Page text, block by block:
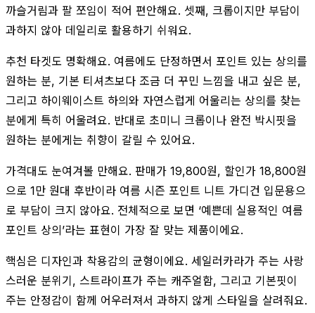
까슬거림과 팔 쪼임이 적어 편안해요. 셋째, 크롭이지만 부담이
과하지 않아 데일리로 활용하기 쉬워요.
추천 타겟도 명확해요. 여름에도 단정하면서 포인트 있는 상의를
원하는 분, 기본 티셔츠보다 조금 더 꾸민 느낌을 내고 싶은 분,
그리고 하이웨이스트 하의와 자연스럽게 어울리는 상의를 찾는
분에게 특히 어울려요. 반대로 초미니 크롭이나 완전 박시핏을
원하는 분에게는 취향이 갈릴 수 있어요.
가격대도 눈여겨볼 만해요. 판매가 19,800원, 할인가 18,800원
으로 1만 원대 후반이라 여름 시즌 포인트 니트 가디건 입문용으
로 부담이 크지 않아요. 전체적으로 보면 ‘예쁜데 실용적인 여름
포인트 상의’라는 표현이 가장 잘 맞는 제품이에요.
핵심은 디자인과 착용감의 균형이에요. 세일러카라가 주는 사랑
스러운 분위기, 스트라이프가 주는 캐주얼함, 그리고 기본핏이
주는 안정감이 함께 어우러져서 과하지 않게 스타일을 살려줘요.